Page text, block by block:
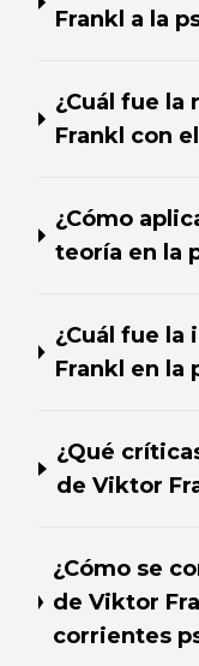
Frankl a la
¿Cuál fue
Frankl con
¿Cómo
teoría en la
¿Cuál fue
Frankl en la
¿Qué
de Viktor
¿Cómo se
de Viktor
corrientes